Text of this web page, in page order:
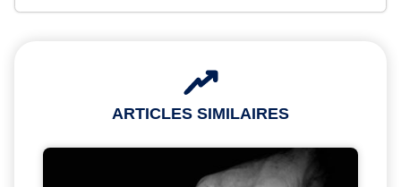
ARTICLES SIMILAIRES